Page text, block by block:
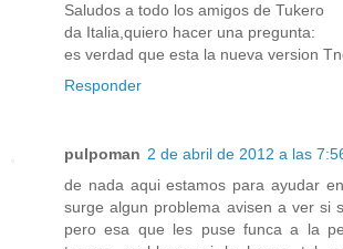
Saludos a todo los amigos de Tukero
da Italia,quiero hacer una pregunta:
es verdad que esta la nueva version
Responder
pulpoman 2 de abril de 2012 a las
de nada aqui estamos para ayudar
surge algun problema avisen a ver si
pero esa que les puse funca a la